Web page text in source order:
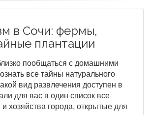
в Сочи: фермы,
плантации
пообщаться с домашними
все тайны натурального
вид развлечения доступен в
для вас в один список все
хозяйства города, открытые для